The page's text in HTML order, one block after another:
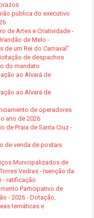
pública do executivo
de Artes e Criatividade -
de Melo -
de um Rei do Carnaval"
de despachos
do mandato
ao Alvará de
ao Alvará de
de operadores
ano de 2026
de Praia de Santa Cruz -
de venda de postais
Municipalizados de
Vedras - Isenção da
- ratificação
Participativo de
- 2026 - Dotação,
temáticas e